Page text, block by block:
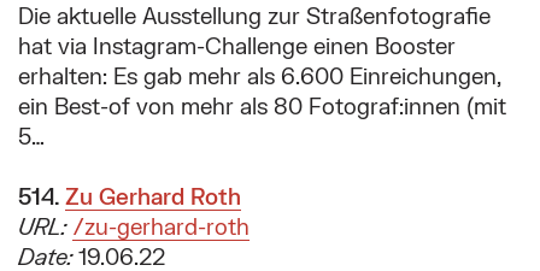
Die aktuelle Ausstellung zur Straßenfotografie
hat via Instagram-Challenge einen Booster
erhalten: Es gab mehr als 6.600 Einreichungen,
ein Best-of von mehr als 80 Fotograf:innen (mit
5…
514. Suchergebnis:
Zu Gerhard Roth
URL: /zu-gerhard-roth
Date:19.06.22